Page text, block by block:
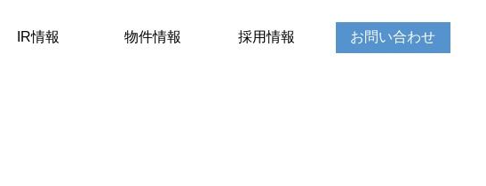
IR情報 物件情報 採用情報 お問い合わせ